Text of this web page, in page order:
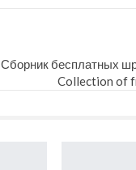
Сборник бесплатных
Collection of